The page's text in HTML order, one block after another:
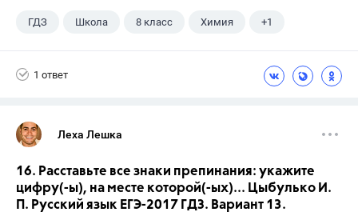
ГДЗ Школа 8 класс Химия +1
1 ответ
Леха Лешка
16. Расставьте все знаки препинания: укажите
цифру(-ы), на месте которой(-ых)... Цыбулько И.
П. Русский язык ЕГЭ-2017 ГДЗ. Вариант 13.